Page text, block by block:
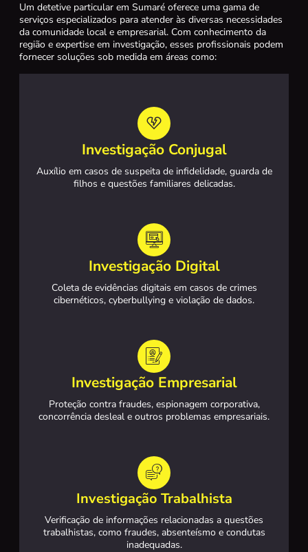
Um detetive particular em Sumaré oferece uma gama de
serviços especializados para atender às diversas necessidades
da comunidade local e empresarial. Com conhecimento da
região e expertise em investigação, esses profissionais podem
fornecer soluções sob medida em áreas como:
Investigação Conjugal
Auxílio em casos de suspeita de infidelidade, guarda de
filhos e questões familiares delicadas.
Investigação Digital
Coleta de evidências digitais em casos de crimes
cibernéticos, cyberbullying e violação de dados.
Investigação Empresarial
Proteção contra fraudes, espionagem corporativa,
concorrência desleal e outros problemas empresariais.
Investigação Trabalhista
Verificação de informações relacionadas a questões
trabalhistas, como fraudes, absenteísmo e condutas
inadequadas.